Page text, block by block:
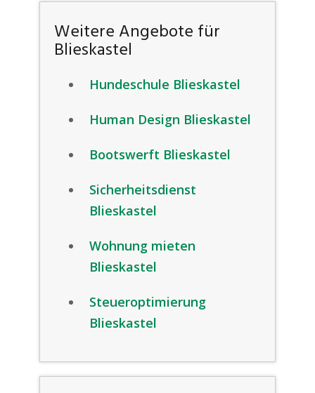
Weitere Angebote für
Blieskastel
Hundeschule Blieskastel
Human Design Blieskastel
Bootswerft Blieskastel
Sicherheitsdienst
Blieskastel
Wohnung mieten
Blieskastel
Steueroptimierung
Blieskastel